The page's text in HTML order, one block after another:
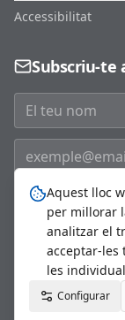
Accessibilitat
Subscriu-te
©2026
Aquest lloc
per millorar
analitzar el
acceptar-les
les
Configurar